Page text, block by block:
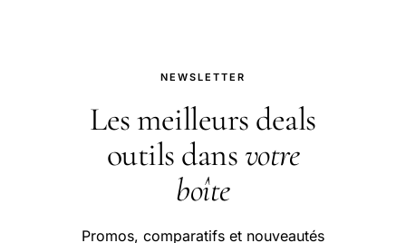
NEWSLETTER
Les meilleurs deals
outils dansvotre
boîte
Promos, comparatifs et nouveautés